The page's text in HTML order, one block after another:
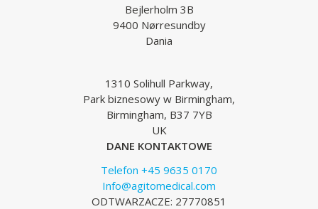
Bejlerholm 3B
9400 Nørresundby
Dania
1310 Solihull Parkway,
Park biznesowy w Birmingham,
Birmingham, B37 7YB
UK
DANE KONTAKTOWE
Telefon +45 9635 0170
Info@agitomedical.com
ODTWARZACZE: 27770851